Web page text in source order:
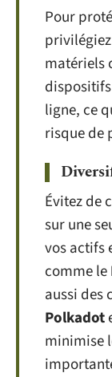
Pour
matériels
ligne, ce
risque de
Évitez de
sur une
vos actifs
comme le
aussi des
Polkadot
minimise